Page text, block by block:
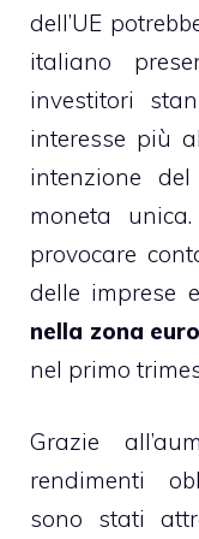
dell’UE
italiano
investitori
interesse più
intenzione
moneta
provocare
delle imprese e
nella zona
nel primo
Grazie
rendimenti
sono stati